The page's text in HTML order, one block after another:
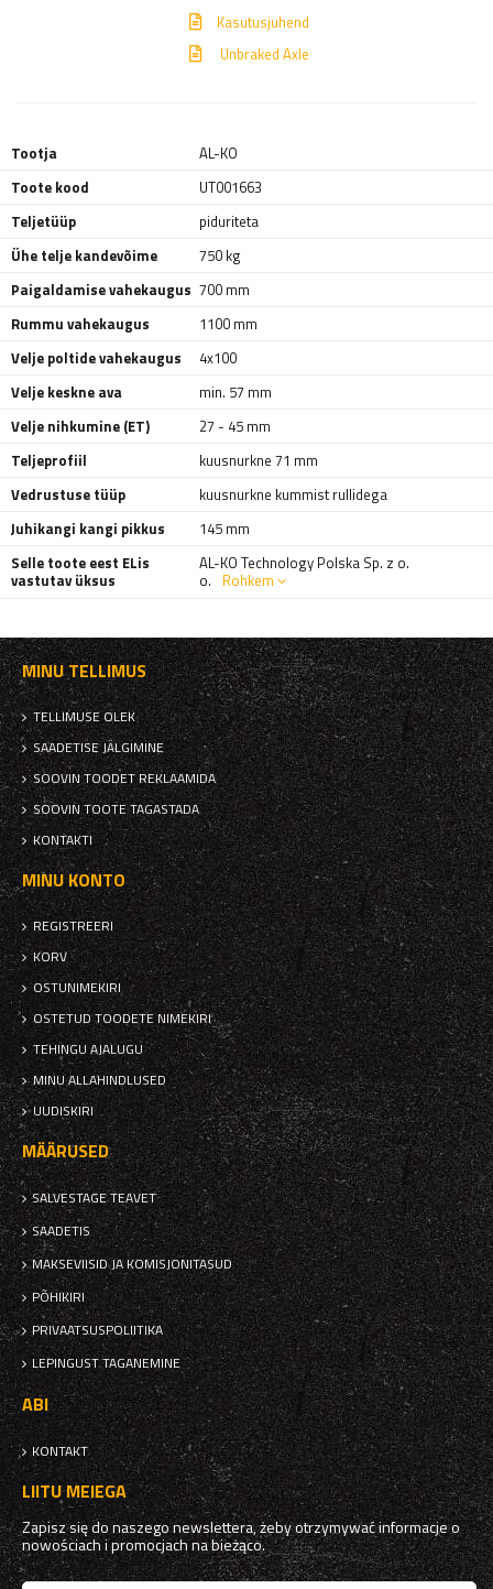
Kasutusjuhend
Unbraked Axle
Tootja
AL-KO
Toote kood
UT001663
Teljetüüp
piduriteta
Ühe telje kandevõime
750 kg
Paigaldamise vahekaugus 700 mm
Rummu vahekaugus
1100 mm
Velje poltide vahekaugus
4x100
Velje keskne ava
min. 57 mm
Velje nihkumine (ET)
27 - 45 mm
Teljeprofiil
kuusnurkne 71 mm
Vedrustuse tüüp
kuusnurkne kummist rullidega
Juhikangi kangi pikkus
145 mm
Selle toote eest ELis
vastutav üksus
AL-KO Technology Polska Sp. z o.
o. Rohkem
MINU TELLIMUS
TELLIMUSE OLEK
SAADETISE JÄLGIMINE
SOOVIN TOODET REKLAAMIDA
SOOVIN TOOTE TAGASTADA
KONTAKTI
MINU KONTO
REGISTREERI
KORV
OSTUNIMEKIRI
OSTETUD TOODETE NIMEKIRI
TEHINGU AJALUGU
MINU ALLAHINDLUSED
UUDISKIRI
MÄÄRUSED
SALVESTAGE TEAVET
SAADETIS
MAKSEVIISID JA KOMISJONITASUD
PÕHIKIRI
PRIVAATSUSPOLIITIKA
LEPINGUST TAGANEMINE
ABI
KONTAKT
LIITU MEIEGA
Zapisz się do naszego newslettera, żeby otrzymywać informacje o
nowościach i promocjach na bieżąco.